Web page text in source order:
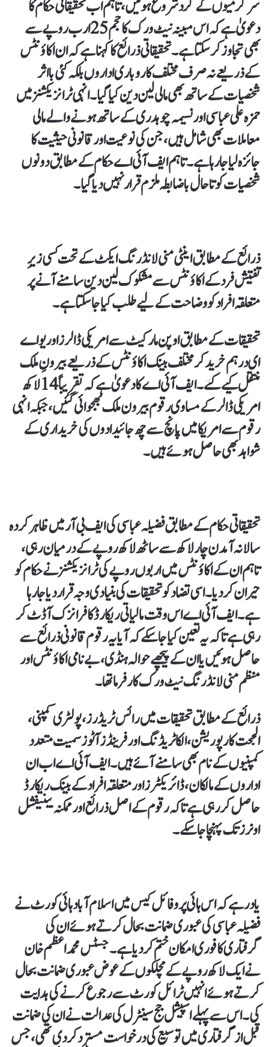
سرگرمیوں کے گرد شروع ہوئیں، تاہم اب تحقیقاتی حکام کا
دعویٰ ہے کہ اس مبینہ نیٹ ورک کا حجم 25 ارب روپے سے
بھی تجاوز کر سکتا ہے۔ تحقیقاتی ذرائع کا کہنا ہے کہ ان اکاؤنٹس
کے ذریعے نہ صرف مختلف کاروباری اداروں بلکہ کئی بااثر
شخصیات کے ساتھ بھی مالی لین دین کیا گیا۔ انہی ٹرانزیکشنز میں
حمزہ علی عباسی اور نسیمہ چوہدری کے ساتھ ہونے والے مالی
معاملات بھی شامل ہیں، جن کی نوعیت اور قانونی حیثیت کا
جائزہ لیا جا رہا ہے۔ تاہم ایف آئی اے حکام کے مطابق دونوں
شخصیات کو تاحال باضابطہ ملزم قرار نہیں دیا گیا۔
ذرائع کے مطابق اینٹی منی لانڈرنگ ایکٹ کے تحت کسی زیرِ
تفتیش فرد کے اکاؤنٹس سے مشکوک لین دین سامنے آنے پر
متعلقہ افراد کو وضاحت کے لیے طلب کیا جا سکتا ہے۔
تحقیقات کے مطابق اوپن مارکیٹ سے امریکی ڈالرز اور یو اے
ای درہم خرید کر مختلف بینک اکاؤنٹس کے ذریعے بیرونِ ملک
منتقل کیے گئے۔ ایف آئی اے کا دعویٰ ہے کہ تقریباً 14 لاکھ
امریکی ڈالر کے مساوی رقوم بیرون ملک بھجوائی گئیں، جبکہ انہی
رقوم سے امریکا میں پانچ سے چھ جائیدادوں کی خریداری کے
شواہد بھی حاصل ہوئے ہیں۔
تحقیقاتی حکام کے مطابق فضیلہ عباسی کی ایف بی آر میں ظاہر کردہ
سالانہ آمدن چار لاکھ سے ساٹھ لاکھ روپے کے درمیان رہی،
تاہم ان کے اکاؤنٹس میں اربوں روپے کی ٹرانزیکشنز نے حکام کو
حیران کر دیا۔ اسی تضاد کو تحقیقات کی بنیادی وجہ قرار دیا جا رہا
ہے۔ ایف آئی اے اس وقت مالیاتی ریکارڈ کا فرانزک آڈٹ کر
رہی ہے تاکہ یہ تعین کیا جا سکے کہ آیا یہ رقوم قانونی ذرائع سے
حاصل ہوئیں یا ان کے پیچھے حوالہ ہنڈی، بے نامی اکاؤنٹس اور
منظم منی لانڈرنگ نیٹ ورک کارفرما تھا۔
ذرائع کے مطابق تحقیقات میں رائس ٹریڈرز، پولٹری کمپنی،
الجحت کارپوریشن، الکا ٹریڈنگ اور فرینڈز آٹوز سمیت متعدد
کمپنیوں کے نام بھی سامنے آئے ہیں۔ ایف آئی اے اب ان
اداروں کے مالکان، ڈائریکٹرز اور متعلقہ افراد کے بینک ریکارڈ
حاصل کر رہی ہے تاکہ رقوم کے اصل ذرائع اور ممکنہ بینیفشل
اونرز تک پہنچا جا سکے۔
یاد رہے کہ اس ہائی پروفائل کیس میں اسلام آباد ہائی کورٹ نے
فضیلہ عباسی کی عبوری ضمانت بحال کرتے ہوئے ان کی
گرفتاری کا فوری امکان ختم کر دیا ہے۔ جسٹس محمد اعظم خان
نے ایک لاکھ روپے کے مچلکوں کے عوض عبوری ضمانت بحال
کرتے ہوئے انہیں ٹرائل کورٹ سے رجوع کرنے کی ہدایت
کی۔ اس سے پہلے اسپیشل جج سینٹرل کی عدالت نے ان کی ضمانت
قبل از گرفتاری میں توسیع کی درخواست مسترد کر دی تھی، جس